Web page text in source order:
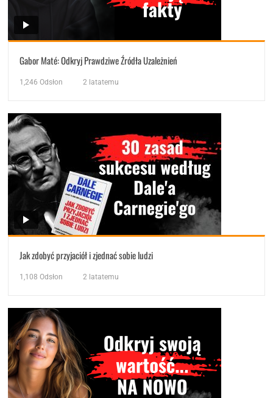
Gabor Maté: Odkryj Prawdziwe Źródła Uzależnień
1,246 Odsłon 2 latatemu
Jak zdobyć przyjaciół i zjednać sobie ludzi
1,108 Odsłon 2 latatemu